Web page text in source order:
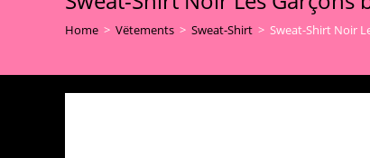
Home > Vëtements > Sweat-Shirt > Sweat-Shirt Noir